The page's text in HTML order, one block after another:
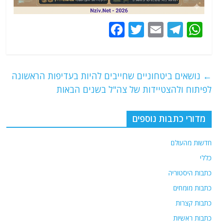
W
s
A
p
p
T
g
ra
m
E
l
T
er
e
b
o
← נושאים ביטחוניים שחייבים להיות בעדיפות הראשונה
לפיתוח ולהצטיידות של צה"ל בשנים הבאות
מדורי כתבות נוספים
חדשות מהעולם
כללי
כתבות היסטוריה
כתבות מומחים
כתבות קצרות
כתבות ראשיות